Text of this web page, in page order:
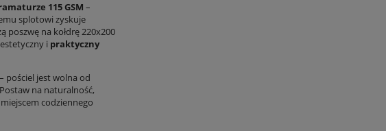
115 GSM –
splotowi zyskuje
poszwę na kołdrę 220x200
i praktyczny
pościel jest wolna od
na naturalność,
codziennego